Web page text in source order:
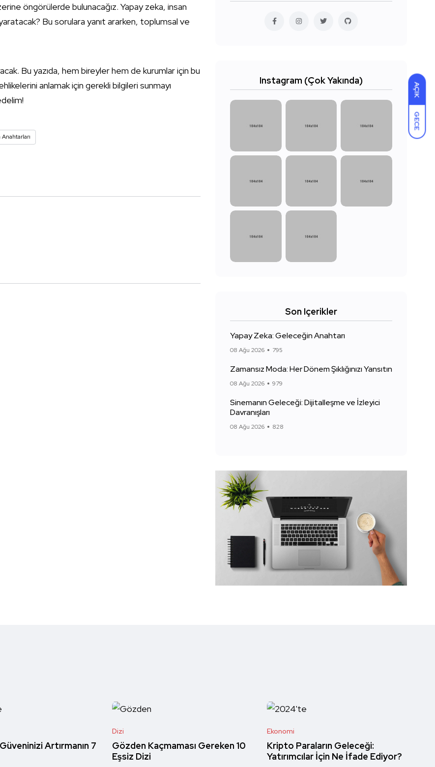
AÇIK
GECE
öngörülerde bulunacağız. Yapay zeka, insan
Bu sorulara yanıt ararken, toplumsal ve
Bu yazıda, hem bireyler hem de kurumlar için bu
anlamak için gerekli bilgileri sunmayı
Instagram (Çok Yakında)
Son Içerikler
Yapay Zeka: Geleceğin Anahtarı
08 Ağu 2026 795
Zamansız Moda: Her Dönem Şıklığınızı Yansıtın
08 Ağu 2026 979
Sinemanın Geleceği: Dijitalleşme ve İzleyici
Davranışları
08 Ağu 2026 828
Artırmanın 7
Dizi
Gözden Kaçmaması Gereken 10
Eşsiz Dizi
Ekonomi
Kripto Paraların Geleceği:
Yatırımcılar İçin Ne İfade Ediyor?